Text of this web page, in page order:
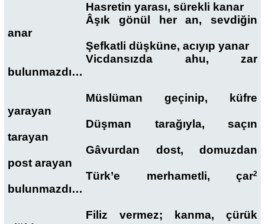
Hasretin yarası, sürekli kanar
Âşık gönül her an, sevdiğin
anar
Şefkatli düşküne, acıyıp yanar
Vicdansızda ahu, zar
bulunmazdı…
Müslüman geçinip, küfre
yarayan
Düşman tarağıyla, saçın
tarayan
Gâvurdan dost, domuzdan
post arayan
Türk’e merhametli, çar2
bulunmazdı…
Filiz vermez; kanma, çürük